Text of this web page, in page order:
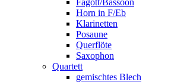
Fagott/Bassoon
Horn in F/Eb
Klarinetten
Posaune
Querflöte
Saxophon
Quartett
gemischtes Blech